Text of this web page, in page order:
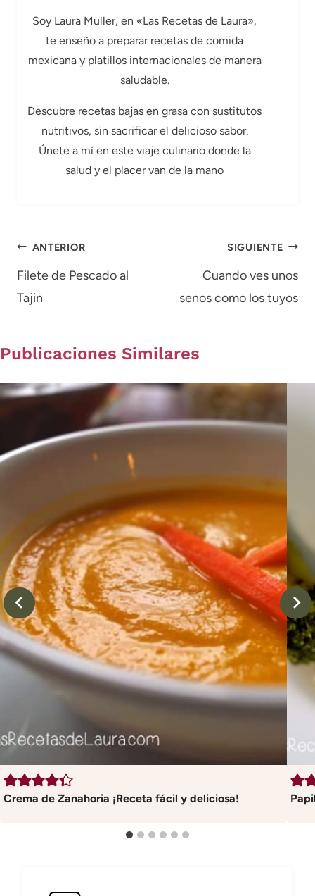
Soy Laura Muller, en «Las Recetas de Laura»,
te enseño a preparar recetas de comida
mexicana y platillos internacionales de manera
saludable.
Descubre recetas bajas en grasa con sustitutos
nutritivos, sin sacrificar el delicioso sabor.
Únete a mí en este viaje culinario donde la
salud y el placer van de la mano
Navegación
de
entradas
ANTERIOR
Filete de Pescado al
Tajin
SIGUIENTE
Cuando ves unos
senos como los tuyos
Publicaciones Similares
Crema de Zanahoria ¡Receta fácil y deliciosa!